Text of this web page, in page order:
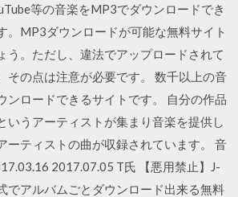
等の音楽をMP3でダウンロードでき
。MP3ダウンロードが可能な無料サイト
う。ただし、違法でアップロードされて
その点は注意が必要です。 数千以上の音
ンロードできるサイトです。 自分の作品
いうアーティストが集まり音楽を提供し
ーティストの曲が収録されています。 音
2017.07.05 T氏 【悪用禁止】J-
でアルバムごとダウンロード出来る無料